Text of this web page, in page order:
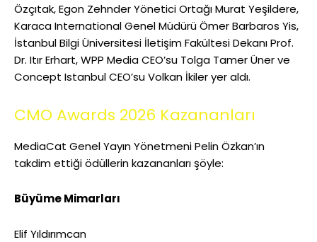
Özçıtak, Egon Zehnder Yönetici Ortağı Murat Yeşildere,
Karaca International Genel Müdürü Ömer Barbaros Yis,
İstanbul Bilgi Üniversitesi İletişim Fakültesi Dekanı Prof.
Dr. Itır Erhart, WPP Media CEO’su Tolga Tamer Üner ve
Concept Istanbul CEO’su Volkan İkiler yer aldı.
CMO Awards 2026 Kazananları
MediaCat Genel Yayın Yönetmeni Pelin Özkan’ın
takdim ettiği ödüllerin kazananları şöyle:
Büyüme Mimarları
Elif Yıldırımcan